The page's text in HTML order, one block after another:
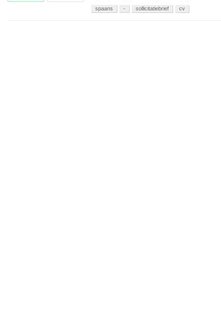
spaans - sollicitatiebrief cv